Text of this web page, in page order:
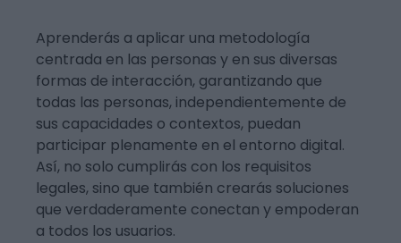
Aprenderás a aplicar una metodología
centrada en las personas y en sus diversas
formas de interacción, garantizando que
todas las personas, independientemente de
sus capacidades o contextos, puedan
participar plenamente en el entorno digital.
Así, no solo cumplirás con los requisitos
legales, sino que también crearás soluciones
que verdaderamente conectan y empoderan
a todos los usuarios.